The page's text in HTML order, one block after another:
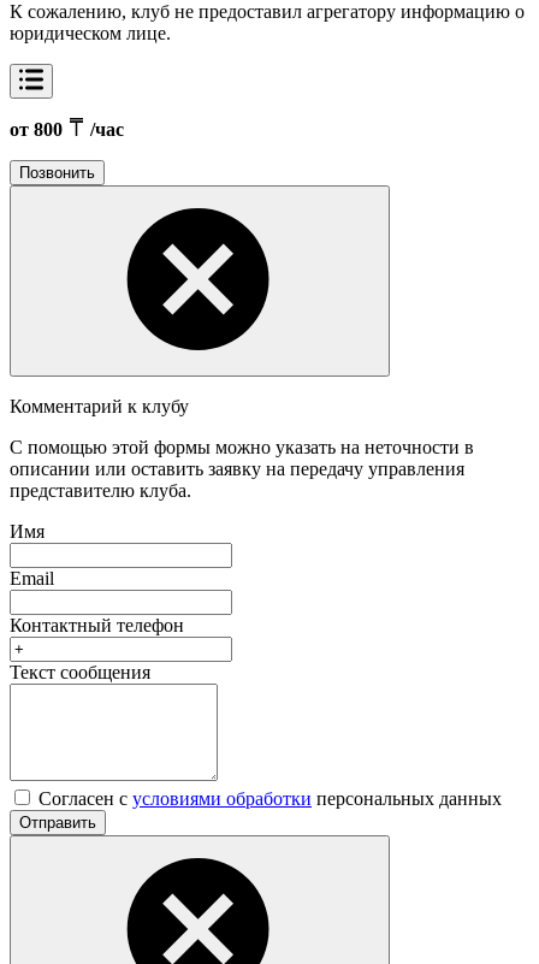
К сожалению, клуб не предоставил агрегатору информацию о
юридическом лице.
от 800 /час
Позвонить
Комментарий к клубу
С помощью этой формы можно указать на неточности в
описании или оставить заявку на передачу управления
представителю клуба.
Имя
Email
Контактный телефон
Текст сообщения
Согласен с условиями обработки персональных данных
Отправить